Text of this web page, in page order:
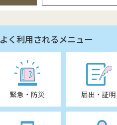
よく利用されるメニュー
緊急・防災 届出・証明